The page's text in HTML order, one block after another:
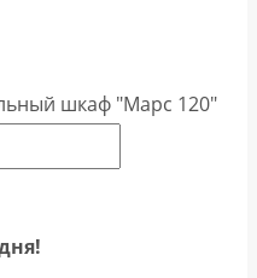
шкаф "Марс 120"